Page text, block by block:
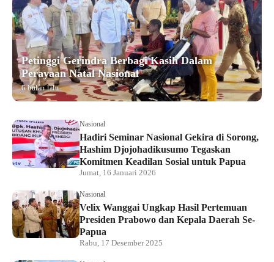
Petinggi Gerindra Berbagi Kasih Dalam
Perayaan Natal Nasional
6 bulan lalu
Nasional
Hadiri Seminar Nasional Gekira di Sorong,
Hashim Djojohadikusumo Tegaskan
Komitmen Keadilan Sosial untuk Papua
Jumat, 16 Januari 2026
Nasional
Velix Wanggai Ungkap Hasil Pertemuan
Presiden Prabowo dan Kepala Daerah Se-
Papua
Rabu, 17 Desember 2025